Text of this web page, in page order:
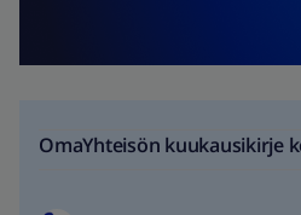
OmaYhteisön kuukausikirje